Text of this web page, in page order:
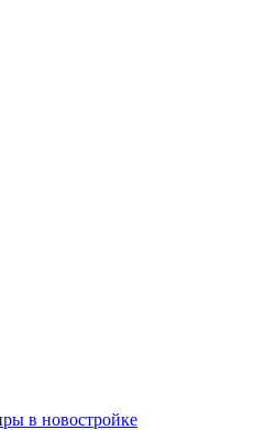
в новостройке